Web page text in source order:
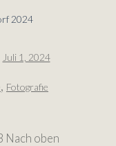
2024
Juli 1, 2024
, Fotografie
Nach oben